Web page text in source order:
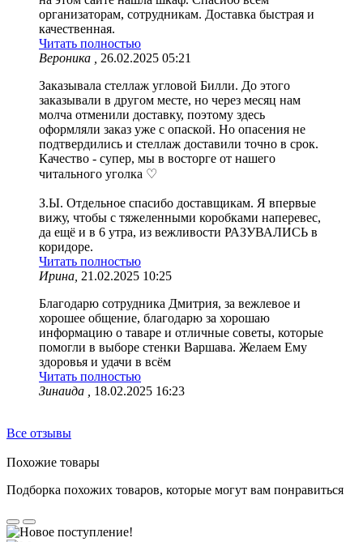
организаторам, сотрудникам. Доставка быстрая и
качественная.
Читать полностью
Вероника ,
26.02.2025 05:21
Заказывала стеллаж угловой Билли. До этого
заказывали в другом месте, но через месяц нам
молча отменили доставку, поэтому здесь
оформляли заказ уже с опаской. Но опасения не
подтвердились и стеллаж доставили точно в срок.
Качество - супер, мы в восторге от нашего
читального уголка ♡
З.Ы. Отдельное спасибо доставщикам. Я впервые
вижу, чтобы с тяжеленными коробками наперевес,
да ещё и в 6 утра, из вежливости РАЗУВАЛИСЬ в
коридоре.
Читать полностью
Ирина, 21.02.2025 10:25
Благодарю сотрудника Дмитрия, за вежлевое и
хорошее общение, благодарю за хорошаю
информацию о таваре и отличные советы, которые
помогли в выборе стенки Варшава. Желаем Ему
здоровья и удачи в всём
Читать полностью
Зинаида ,
18.02.2025 16:23
Все отзывы
Похожие товары
Подборка похожих товаров, которые могут вам понравиться